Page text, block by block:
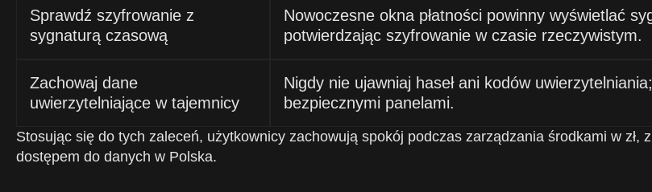
Sprawdź szyfrowanie z
sygnaturą czasową
Nowoczesne okna płatności powinny wyświetlać
potwierdzając szyfrowanie w czasie rzeczywistym.
Zachowaj dane
uwierzytelniające w tajemnicy
Nigdy nie ujawniaj haseł ani kodów
bezpiecznymi panelami.
Stosując się do tych zaleceń, użytkownicy zachowują spokój podczas zarządzania środkami w
dostępem do danych w Polska.